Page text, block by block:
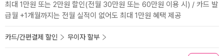
최대 1만원 또는 2만원 할인(전월 30만원 또는 60만원 이용 시) / 카드 발
급월 +1개월까지는 전월 실적이 없어도 최대 1만원 혜택 제공
카드/간편결제 할인 무이자 할부